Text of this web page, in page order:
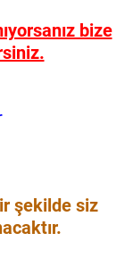
bize
şekilde siz